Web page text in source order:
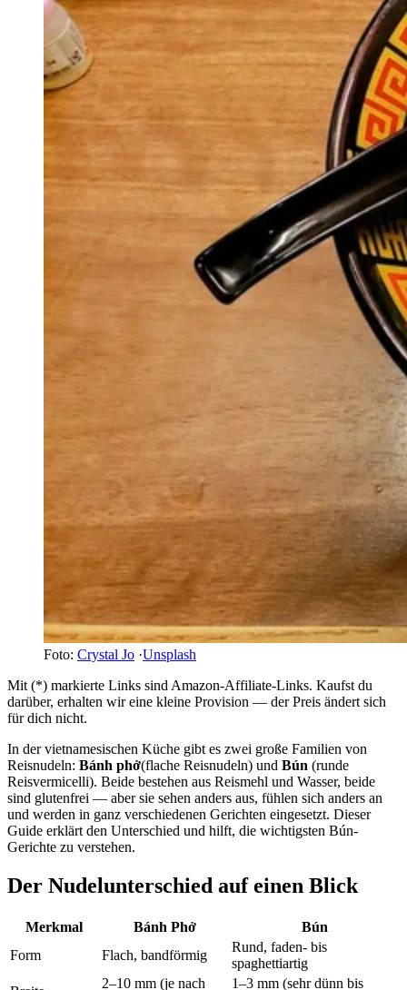
Foto: Crystal Jo ·Unsplash
Mit (*) markierte Links sind Amazon-Affiliate-Links. Kaufst du
darüber, erhalten wir eine kleine Provision — der Preis ändert sich
für dich nicht.
In der vietnamesischen Küche gibt es zwei große Familien von
Reisnudeln: Bánh phở(flache Reisnudeln) und Bún (runde
Reisvermicelli). Beide bestehen aus Reismehl und Wasser, beide
sind glutenfrei — aber sie sehen anders aus, fühlen sich anders an
und werden in ganz verschiedenen Gerichten eingesetzt. Dieser
Guide erklärt den Unterschied und hilft, die wichtigsten Bún-
Gerichte zu verstehen.
Der Nudelunterschied auf einen Blick
Merkmal Bánh Phở
Bún
Form
Flach, bandförmig
Rund, faden- bis
spaghettiartig
2–10 mm (je nach
1–3 mm (sehr dünn bis